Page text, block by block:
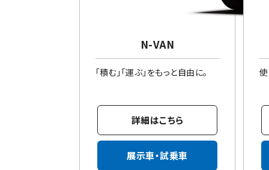
N-VAN
「積む」「運ぶ」をもっと自由に。
詳細はこちら
展示車・試乗車